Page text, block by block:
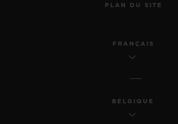
PLAN DU SITE
FRANÇAIS
BELGIQUE